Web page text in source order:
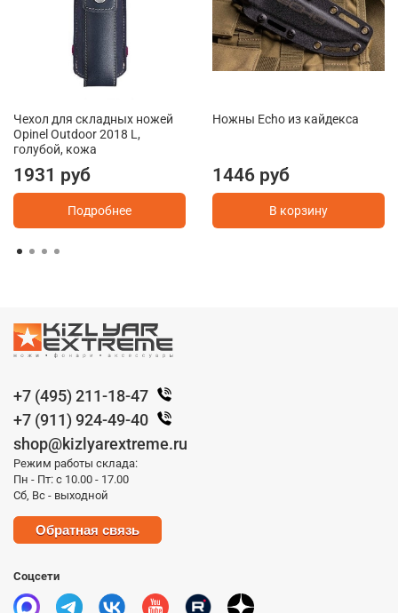
Чехол для складных ножей
Opinel Outdoor 2018 L,
голубой, кожа
1931 руб
Подробнее
Ножны Echo из кайдекса
1446 руб
В корзину
+7 (495) 211-18-47
+7 (911) 924-49-40
shop@kizlyarextreme.ru
Режим работы склада:
Пн - Пт: с 10.00 - 17.00
Сб, Вс - выходной
Обратная связь
Соцсети